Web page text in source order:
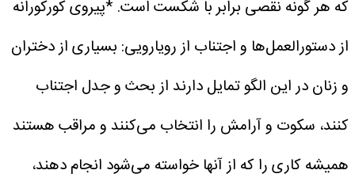
که هر گونه نقصی برابر با شکست است. *پیروی کورکورانه
از دستورالعمل‌ها و اجتناب از رویارویی: بسیاری از دختران
و زنان در این الگو تمایل دارند از بحث و جدل اجتناب
کنند، سکوت و آرامش را انتخاب می‌کنند و مراقب هستند
همیشه کاری را که از آنها خواسته می‌شود انجام دهند،